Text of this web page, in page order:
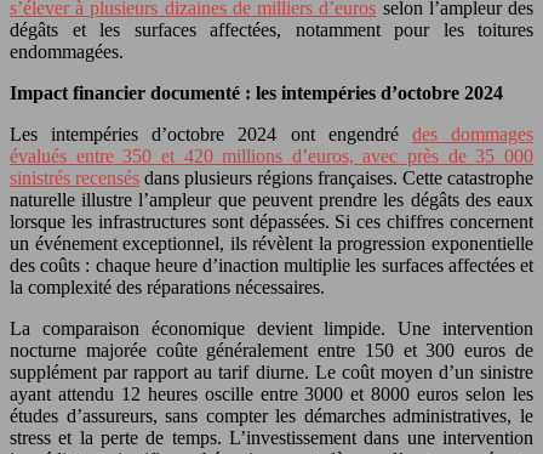
s’élever à plusieurs dizaines de milliers d’euros selon l’ampleur des
dégâts et les surfaces affectées, notamment pour les toitures
endommagées.
Impact financier documenté : les intempéries d’octobre 2024
Les intempéries d’octobre 2024 ont engendré des dommages
évalués entre 350 et 420 millions d’euros, avec près de 35 000
sinistrés recensés dans plusieurs régions françaises. Cette catastrophe
naturelle illustre l’ampleur que peuvent prendre les dégâts des eaux
lorsque les infrastructures sont dépassées. Si ces chiffres concernent
un événement exceptionnel, ils révèlent la progression exponentielle
des coûts : chaque heure d’inaction multiplie les surfaces affectées et
la complexité des réparations nécessaires.
La comparaison économique devient limpide. Une intervention
nocturne majorée coûte généralement entre 150 et 300 euros de
supplément par rapport au tarif diurne. Le coût moyen d’un sinistre
ayant attendu 12 heures oscille entre 3000 et 8000 euros selon les
études d’assureurs, sans compter les démarches administratives, le
stress et la perte de temps. L’investissement dans une intervention